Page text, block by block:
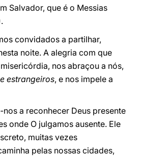
Salvador, que é o Messias
convidados a partilhar,
noite. A alegria com que
nos abraçou a nós,
estrangeiros, e nos impele a
a reconhecer Deus presente
onde O julgamos ausente. Ele
muitas vezes
pelas nossas cidades,